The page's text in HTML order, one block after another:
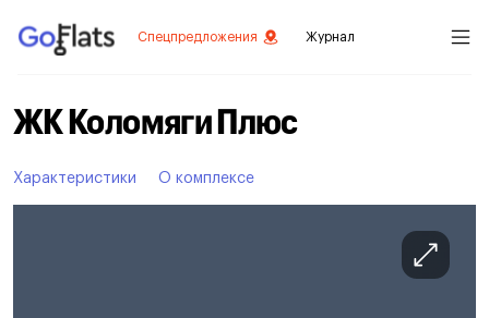
Спецпредложения Журнал
ЖК Коломяги Плюс
Характеристики О комплексе